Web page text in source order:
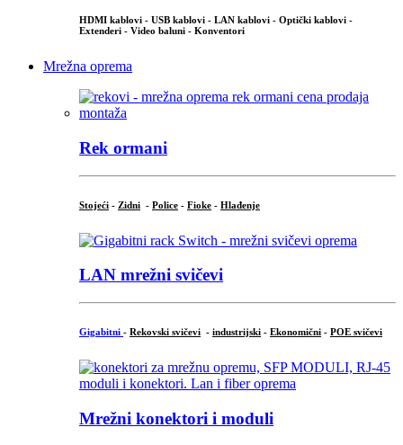
HDMI kablovi - USB kablovi - LAN kablovi - Optički kablovi -
Extenderi - Video baluni - Konventori
Mrežna oprema
Rek ormani
Stojeći - Zidni - Police - Fioke - Hlađenje
LAN mrežni svičevi
Gigabitni - Rekovski svičevi - industrijski - Ekonomični - POE svičevi
Mrežni konektori i moduli